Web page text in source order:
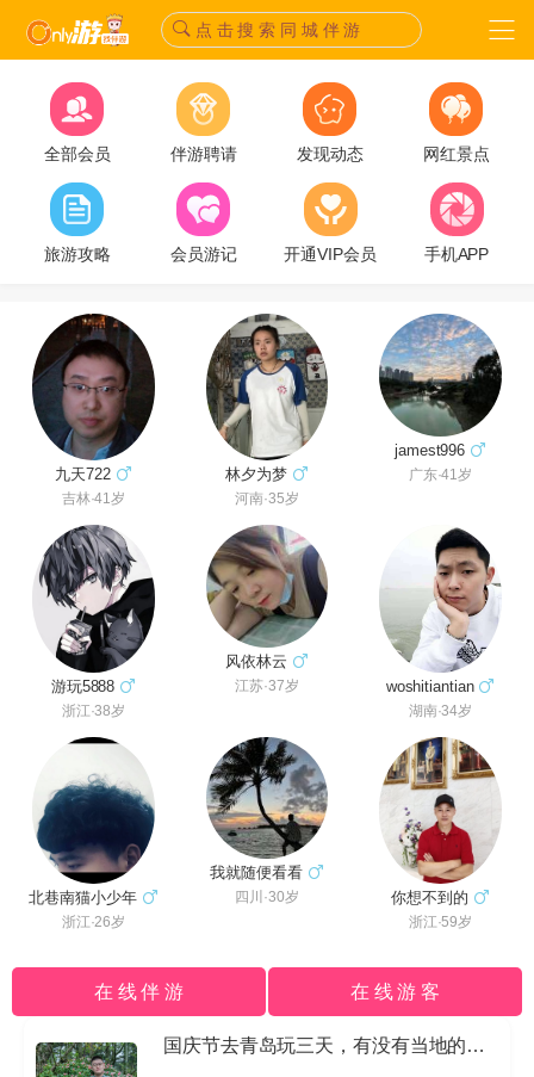
点 击 搜 索 同 城 伴 游
全部会员 伴游聘请 发现动态 网红景点
旅游攻略 会员游记 开通VIP会员 手机APP
九天722
吉林·41岁
林夕为梦
河南·35岁
jamest996
广东·41岁
游玩5888
浙江·38岁
风依林云
江苏·37岁 woshitiantian
湖南·34岁
北巷南猫小少年
浙江·26岁
我就随便看看
四川·30岁 你想不到的
浙江·59岁
在 线 伴 游 在 线 游 客
国庆节去青岛玩三天，有没有当地的导游私信我哈